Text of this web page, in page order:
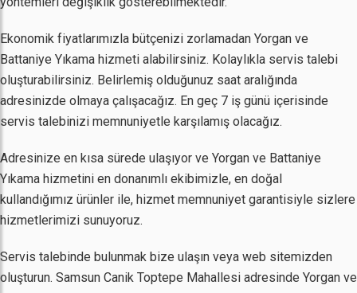
Ekonomik fiyatlarımızla bütçenizi zorlamadan Yorgan ve
Battaniye Yıkama hizmeti alabilirsiniz. Kolaylıkla servis talebi
oluşturabilirsiniz. Belirlemiş olduğunuz saat aralığında
adresinizde olmaya çalışacağız. En geç 7 iş günü içerisinde
servis talebinizi memnuniyetle karşılamış olacağız.
Adresinize en kısa sürede ulaşıyor ve Yorgan ve Battaniye
Yıkama hizmetini en donanımlı ekibimizle, en doğal
kullandığımız ürünler ile, hizmet memnuniyet garantisiyle sizlere
hizmetlerimizi sunuyoruz.
Servis talebinde bulunmak bize ulaşın veya web sitemizden
oluşturun. Samsun Canik Toptepe Mahallesi adresinde Yorgan ve